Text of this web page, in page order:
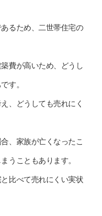
るため、二世帯住宅の
費が高いため、どうし
す。
、どうしても売れにく
、家族が亡くなったこ
うこともあります。
比べて売れにくい実状